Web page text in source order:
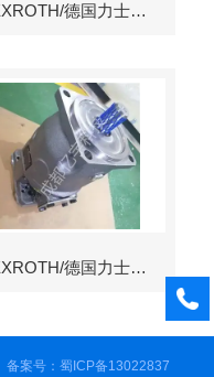
REXROTH/德国力士乐叶片泵
REXROTH/德国力士乐变量柱塞泵冶金
备案号：蜀ICP备13022837